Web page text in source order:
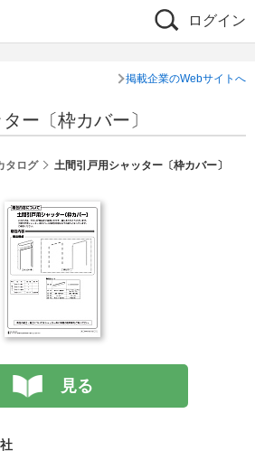
ログイン
掲載企業のWebサイトへ
ー〔枠カバー〕
タログ 土間引戸用シャッター〔枠カバー〕
見る